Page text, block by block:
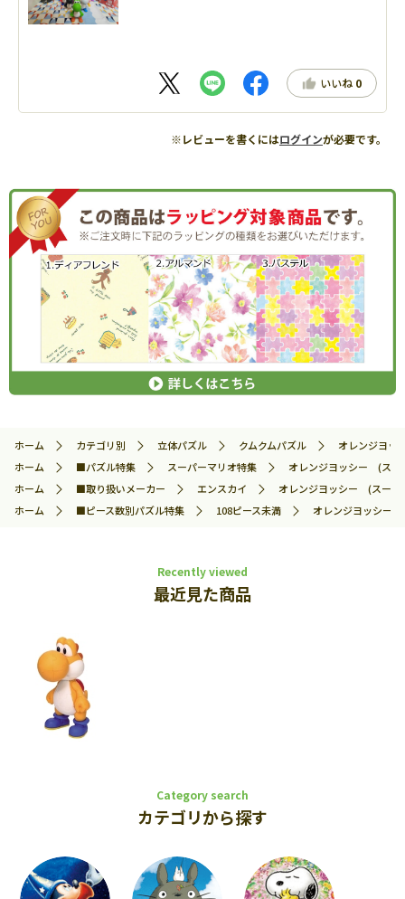
いいね 0
※レビューを書くにはログインが必要です。
ホーム カテゴリ別 立体パズル クムクムパズル
オレンジヨ
ホーム
■パズル特集 スーパーマリオ特集
オレンジヨッシー (ス
ホーム
■取り扱いメーカー エンスカイ
オレンジヨッシー (スー
ホーム
■ピース数別パズル特集 108ピース未満 オレンジヨッシー
Recently viewed
最近見た商品
Category search
カテゴリから探す